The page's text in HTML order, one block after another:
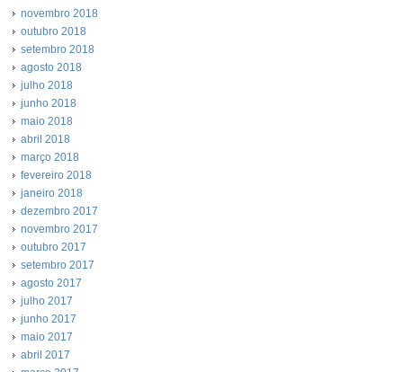
novembro 2018
outubro 2018
setembro 2018
agosto 2018
julho 2018
junho 2018
maio 2018
abril 2018
março 2018
fevereiro 2018
janeiro 2018
dezembro 2017
novembro 2017
outubro 2017
setembro 2017
agosto 2017
julho 2017
junho 2017
maio 2017
abril 2017